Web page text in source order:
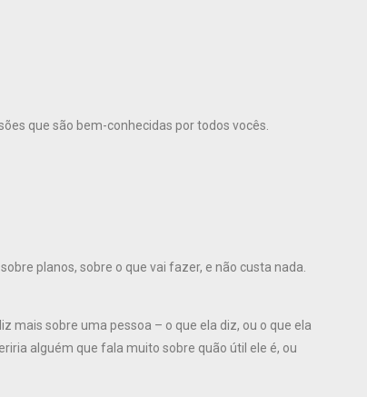
que são bem-conhecidas por todos vocês.
planos, sobre o que vai fazer, e não custa nada.
mais sobre uma pessoa – o que ela diz, ou o que ela
alguém que fala muito sobre quão útil ele é, ou